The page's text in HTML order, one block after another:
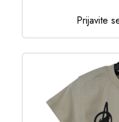
Prijavite